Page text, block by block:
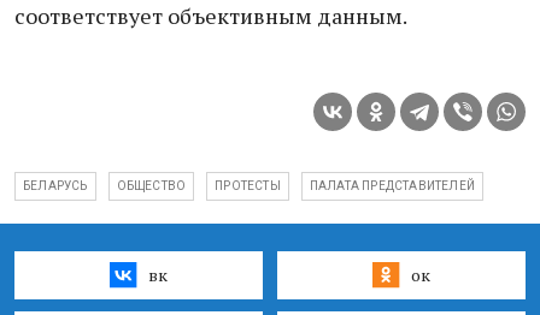
соответствует объективным данным.
БЕЛАРУСЬ ОБЩЕСТВО ПРОТЕСТЫ ПАЛАТА ПРЕДСТАВИТЕЛЕЙ
вк ок